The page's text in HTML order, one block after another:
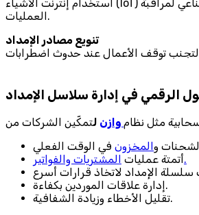
استخدام إنترنت الأشياء (IoT) والذكاء الاصطناعي لمراقبة
العمليات.
تنويع مصادر الإمداد
مثل نظام وازن ل
والمخزون
أتمتة عملياتالمشتريات والفواتير.
إدارة علاقات الموردين بكفاءة.
تقليل الأخطاء وزيادة الشفافية.